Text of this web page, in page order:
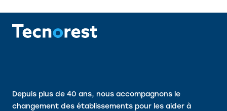
Depuis plus de 40 ans, nous accompagnons le
changement des établissements pour les aider à